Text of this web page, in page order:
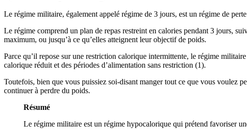
Le régime militaire, également appelé régime de 3 jours, est un régime de
Le régime comprend un plan de repas restreint en calories pendant 3 jours,
maximum, ou jusqu’à ce qu’elles atteignent leur objectif de poids.
Parce qu’il repose sur une restriction calorique intermittente, le régime
calorique réduit et des périodes d’alimentation sans restriction (1).
Toutefois, bien que vous puissiez soi-disant manger tout ce que vous voulez
continuer à perdre du poids.
Résumé
Le régime militaire est un régime hypocalorique qui prétend favoriser